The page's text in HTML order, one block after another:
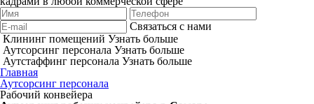
Связаться с нами
Клининг помещений Узнать больше
Аутсорсинг персонала Узнать больше
Аутстаффинг персонала Узнать больше
Главная
Аутсорсинг персонала
Рабочий конвейера